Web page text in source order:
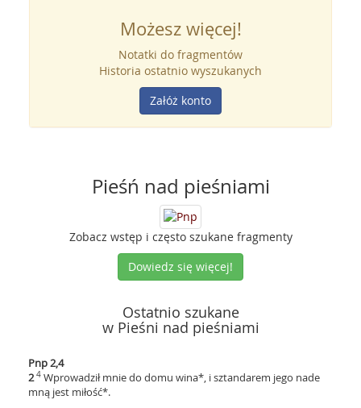
Możesz więcej!
Notatki do fragmentów
Historia ostatnio wyszukanych
Załóż konto
Pieśń nad pieśniami
Zobacz wstęp i często szukane fragmenty
Dowiedz się więcej!
Ostatnio szukane
w Pieśni nad pieśniami
Pnp 2,4
2 4 Wprowadził mnie do domu wina*, i sztandarem jego nade
mną jest miłość*.